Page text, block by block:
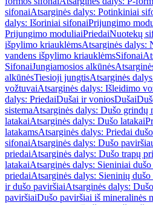
sifonaiAtsarginės dalys: Potinkiniai
dalys: Išoriniai sifonaiPrijungimo
Prijungimo moduliaiPriedaiNuotekų
išpylimo kriauklėmsAtsarginės dalys:
vandens išpylimo kriauklėmsSifonai
SifonaiJungiamosios alkūnės
alkūnėsTiesioji jungtisAtsarginės
vožtuvaiAtsarginės dalys: Išleidimo
dalys: PriedaiDušai ir voniosDušai
sistemaAtsarginės dalys: Dušo grindų
latakaiAtsarginės dalys: Dušo latakai
latakamsAtsarginės dalys: Priedai
sifonaiAtsarginės dalys: Dušo
priedaiAtsarginės dalys: Dušo trapų
latakaiAtsarginės dalys: Sieniniai dušo
priedaiAtsarginės dalys: Sieninių
ir dušo paviršiaiAtsarginės dalys:
paviršiaiDušo paviršiai iš mineralinės